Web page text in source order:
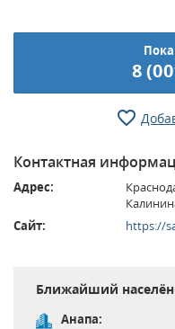
8
Контактная
Адрес:
Сайт:
https://
Ближайший
Анапа: